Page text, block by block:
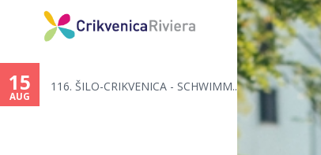
15
AUG
116. ŠILO-CRIKVENICA - SCHWIMM...